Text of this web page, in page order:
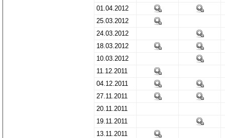
01.04.2012
25.03.2012
24.03.2012
18.03.2012
10.03.2012
11.12.2011
04.12.2011
27.11.2011
20.11.2011
19.11.2011
13.11.2011